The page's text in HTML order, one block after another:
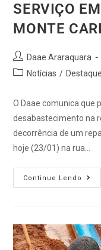
SERVIÇO
MONTE
Daae Araraquara
Notícias /
O Daae comunica que
desabastecimento na
decorrência de um
hoje (23/01) na rua…
Continue Lendo